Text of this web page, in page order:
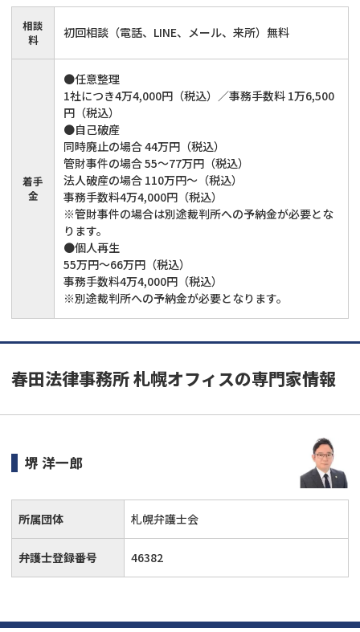
相談
料
初回相談（電話、LINE、メール、来所）無料
着手
金
●任意整理
1社につき4万4,000円（税込）／事務手数料 1万6,500
円（税込）
●自己破産
同時廃止の場合 44万円（税込）
管財事件の場合 55～77万円（税込）
法人破産の場合 110万円～（税込）
事務手数料4万4,000円（税込）
※管財事件の場合は別途裁判所への予納金が必要とな
ります。
●個人再生
55万円～66万円（税込）
事務手数料4万4,000円（税込）
※別途裁判所への予納金が必要となります。
春田法律事務所 札幌オフィスの専門家情報
堺 洋一郎
所属団体 札幌弁護士会
弁護士登録番号 46382